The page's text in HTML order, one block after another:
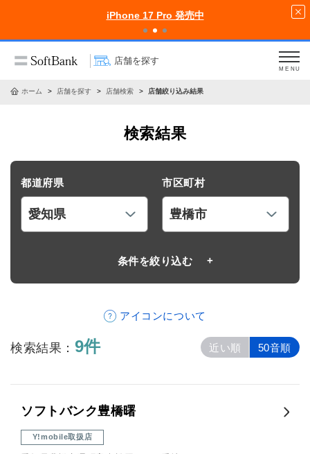
iPhone 17 Pro 発売中
店舗を探す
MENU
ホーム 店舗を探す 店舗検索 店舗絞り込み結果
検索結果
都道府県 市区町村
条件を絞り込む
アイコンについて
検索結果： 9件 近い順 50音順
ソフトバンク豊橋曙
Y!mobile取扱店